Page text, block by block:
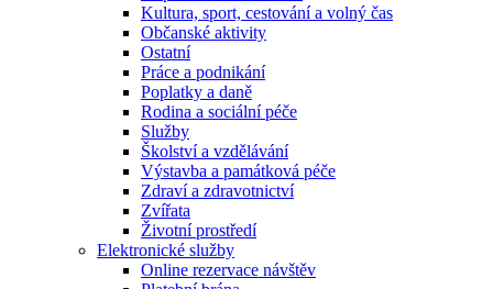
Kultura, sport, cestování a volný čas
Občanské aktivity
Ostatní
Práce a podnikání
Poplatky a daně
Rodina a sociální péče
Služby
Školství a vzdělávání
Výstavba a památková péče
Zdraví a zdravotnictví
Zvířata
Životní prostředí
Elektronické služby
Online rezervace návštěv